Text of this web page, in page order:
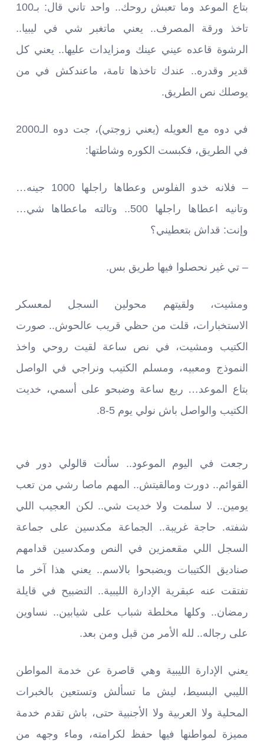
بتاع الموعد وما تعبش روحك.. واحد تاني قال: بـ100
تاخذ ورقة المصرف.. يعني ماتغبر شي في ليبيا..
الرشوة قاعده عيني عينك ومزايدات عليها.. يعني كل
قدير وقدره.. عندك تاخذها تامة، ماعندكش في من
يوصلك نص الطريق.
في دوه مع العويله (يعني زوجتي)، جت دوه الـ2000
في الطريق، فكبست الكوره وشاطتها:
– فلانه خدو الفلوس وعطاها راجلها 1000 جينه…
وتانيه اعطاها راجلها 500.. وتالته ماعطاها شي…
وإنت: قداش بتعطيني؟
– تي غير نحصلوا فيها طريق بس.
ومشيت، ولقيتهم محولين السجل لمعسكر
الاستخبارات، قلت من حظي قريب عالحوش.. صورت
الكتيب ومشيت، في نص ساعة لقيت روحي واخذ
النموذج ومعبيه، ومسلم الكتيب ونراجي في الواصل
بتاع الموعد… ربع ساعة وضبحو على أسمي، خديت
الكتيب والواصل باش نولي يوم 5-8.
رجعت في اليوم الموعود.. سألت قالولي دور في
القوائم.. دورت ومالقيتش.. المهم ماصا رشي من تعب
يومين.. لا سلمت ولا خديت شي.. لكن العجيب اللي
شفته. حاجة غريبة.. الجماعة مكدسين على جماعة
السجل اللي مقعمزين في النص ومكدسين قدامهم
صناديق الكتيبات ويضبحوا بالاسم.. يعني هذا آخر ما
تفتقت عنه عبقرية الإدارة الليبية.. التضبيح في قايلة
رمضان.. وكلها مخلطة شباب على شيابين.. نساوين
على رجاله.. لله الأمر من قبل ومن بعد.
يعني الإدارة الليبية وهي قاصرة عن خدمة المواطن
الليبي البسيط، ليش ما تسألش وتستعين بالخبرات
المحلية ولا العربية ولا الأجنبية حتى، باش تقدم خدمة
مميزة لمواطنها فيها حفظ لكرامته، وماء وجهه من